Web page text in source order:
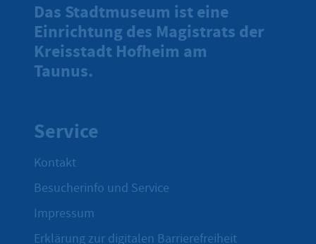
Das Stadtmuseum ist eine
Einrichtung des Magistrats der
Kreisstadt Hofheim am
Taunus.
Service
Kontakt
Besucherinfo und Service
Impressum
Erklärung zur digitalen Barrierefreiheit